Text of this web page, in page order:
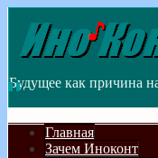
Будущее как причина
Главная
Зачем Иноконт